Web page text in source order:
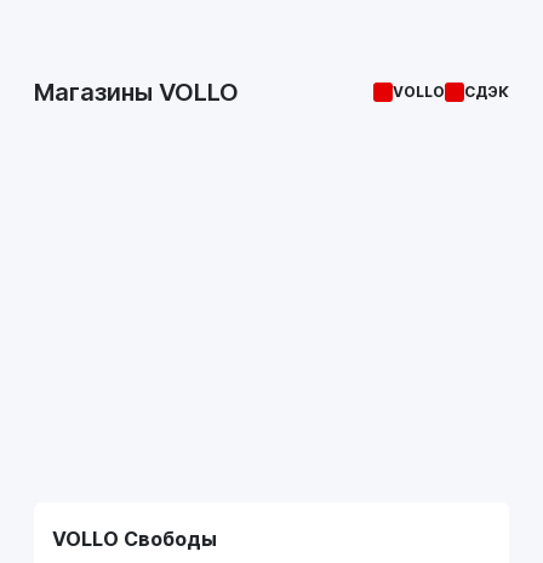
Магазины VOLLO VOLLO СДЭК
VOLLO Свободы